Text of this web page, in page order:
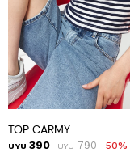
TOP CARMY
UYU 390 UYU 790 50